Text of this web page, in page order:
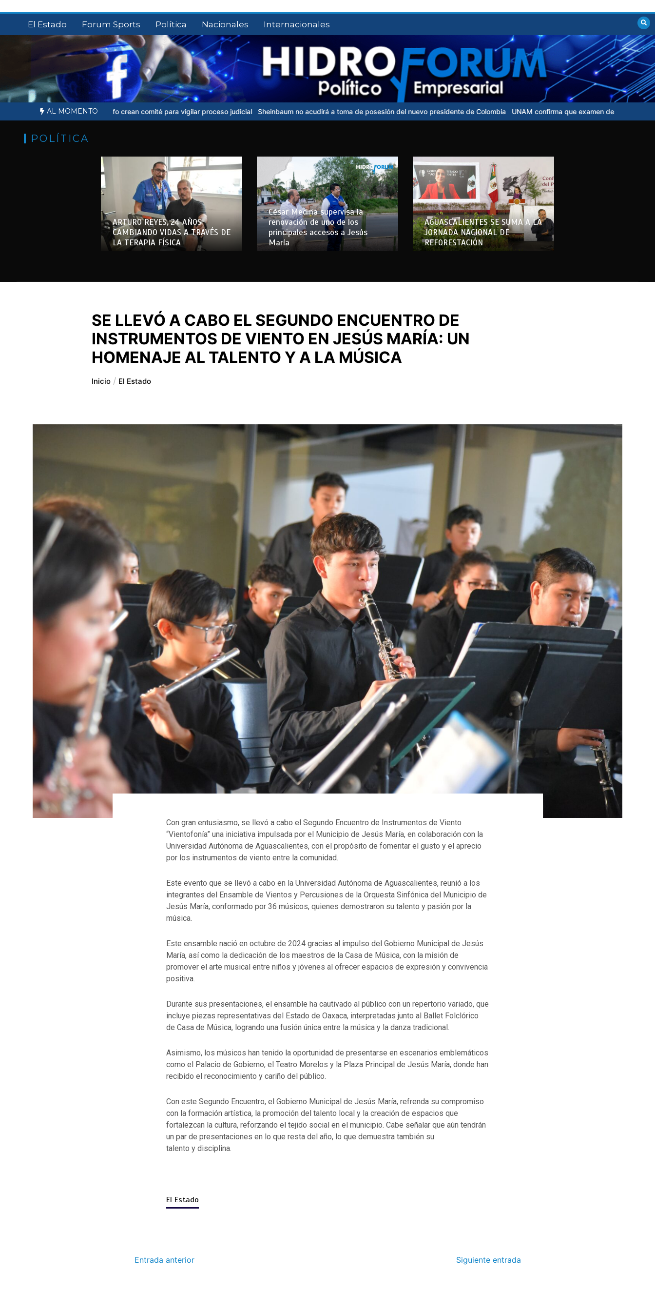
contenidoEl Estado Forum Sports Política Nacionales Internacionales
AL MOMENTO
Ruffo crean comité para vigilar proceso judicial Sheinbaum no acudirá a toma de posesión del nuevo presidente de Colombia UNAM confirma que examen de control para aspirantes no tendrá
POLÍTICA
ARTURO REYES, 24 AÑOS
CAMBIANDO VIDAS A TRAVÉS DE
LA TERAPIA FÍSICA
César Medina supervisa la
renovación de uno de los
principales accesos a Jesús
María
AGUASCALIENTES SE SUMA A LA
JORNADA NACIONAL DE
REFORESTACIÓN
SE LLEVÓ A CABO EL SEGUNDO ENCUENTRO DE
INSTRUMENTOS DE VIENTO EN JESÚS MARÍA: UN
HOMENAJE AL TALENTO Y A LA MÚSICA
Inicio El Estado
Con gran entusiasmo, se llevó a cabo el Segundo Encuentro de Instrumentos de Viento
“Vientofonía” una iniciativa impulsada por el Municipio de Jesús María, en colaboración con la
Universidad Autónoma de Aguascalientes, con el propósito de fomentar el gusto y el aprecio
por los instrumentos de viento entre la comunidad.
Este evento que se llevó a cabo en la Universidad Autónoma de Aguascalientes, reunió a los
integrantes del Ensamble de Vientos y Percusiones de la Orquesta Sinfónica del Municipio de
Jesús María, conformado por 36 músicos, quienes demostraron su talento y pasión por la
música.
Este ensamble nació en octubre de 2024 gracias al impulso del Gobierno Municipal de Jesús
María, así como la dedicación de los maestros de la Casa de Música, con la misión de
promover el arte musical entre niños y jóvenes al ofrecer espacios de expresión y convivencia
positiva.
Durante sus presentaciones, el ensamble ha cautivado al público con un repertorio variado, que
incluye piezas representativas del Estado de Oaxaca, interpretadas junto al Ballet Folclórico
de Casa de Música, logrando una fusión única entre la música y la danza tradicional.
Asimismo, los músicos han tenido la oportunidad de presentarse en escenarios emblemáticos
como el Palacio de Gobierno, el Teatro Morelos y la Plaza Principal de Jesús María, donde han
recibido el reconocimiento y cariño del público.
Con este Segundo Encuentro, el Gobierno Municipal de Jesús María, refrenda su compromiso
con la formación artística, la promoción del talento local y la creación de espacios que
fortalezcan la cultura, reforzando el tejido social en el municipio. Cabe señalar que aún tendrán
un par de presentaciones en lo que resta del año, lo que demuestra también su
talento y disciplina.
El Estado
Entrada anterior Siguiente entrada